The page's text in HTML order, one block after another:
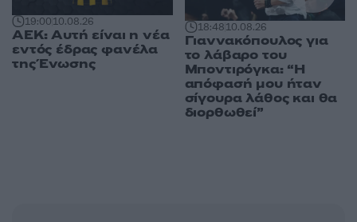
19:0010.08.26
ΑΕΚ: Αυτή είναι η νέα
εντός έδρας φανέλα
της Ένωσης
18:4810.08.26
Γιαννακόπουλος για
το λάβαρο του
Μποντιρόγκα: “Η
απόφασή μου ήταν
σίγουρα λάθος και θα
διορθωθεί”